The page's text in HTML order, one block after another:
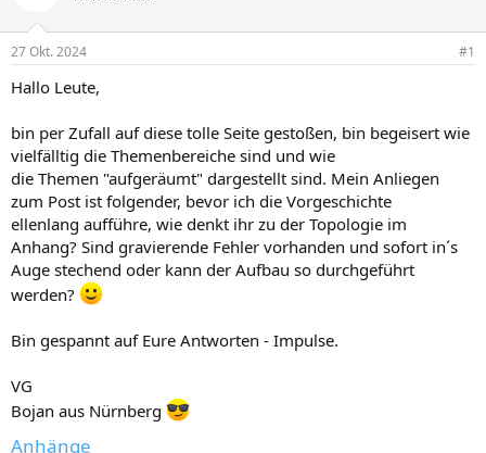
l
e
l
m
27 Okt. 2024 #1
Hallo Leute,
bin per Zufall auf diese tolle Seite gestoßen, bin begeisert wie
vielfälltig die Themenbereiche sind und wie
die Themen "aufgeräumt" dargestellt sind. Mein Anliegen
zum Post ist folgender, bevor ich die Vorgeschichte
ellenlang aufführe, wie denkt ihr zu der Topologie im
Anhang? Sind gravierende Fehler vorhanden und sofort in´s
Auge stechend oder kann der Aufbau so durchgeführt
werden?
Bin gespannt auf Eure Antworten - Impulse.
VG
Bojan aus Nürnberg
Anhänge